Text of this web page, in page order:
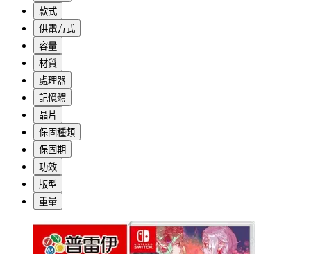
款式
供電方式
容量
材質
處理器
記憶體
晶片
保固種類
保固期
功效
版型
重量